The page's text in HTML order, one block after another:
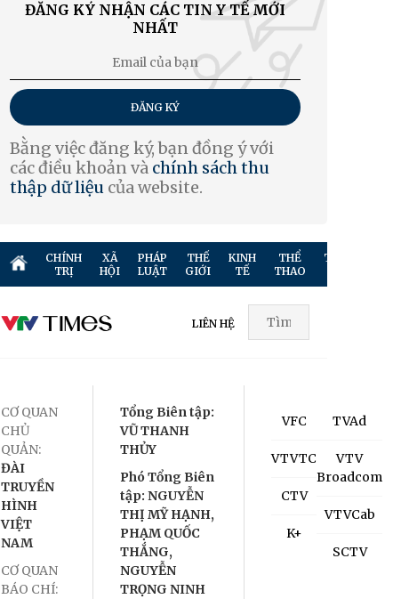
ĐĂNG KÝ NHẬN CÁC TIN Y TẾ MỚI
NHẤT
ĐĂNG KÝ
Bằng việc đăng ký, bạn đồng ý với
các điều khoản và chính sách thu
thập dữ liệu của website.
CHÍNH
TRỊ
XÃ
HỘI
PHÁP
LUẬT
THẾ
GIỚI
KINH
TẾ
THỂ
THAO
TRUYỀN
LIÊN HỆ
CƠ QUAN
CHỦ
QUẢN:
ĐÀI
TRUYỀN
HÌNH
VIỆT
NAM
CƠ QUAN
BÁO CHÍ:
Tổng Biên tập:
VŨ THANH
THỦY
Phó Tổng Biên
tập: NGUYỄN
THỊ MỸ HẠNH,
PHẠM QUỐC
THẮNG,
NGUYỄN
TRỌNG NINH
VFC
VTVTC
CTV
K+
TVAd
VTV
Broadcom
VTVCab
SCTV